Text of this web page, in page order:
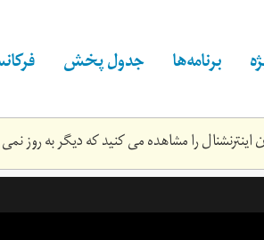
برنامه‌ها جدول پخش
را مشاهده می کنید که دیگر به روز